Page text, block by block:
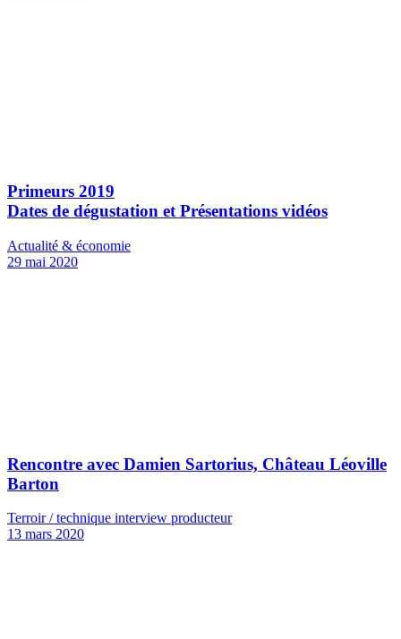
Primeurs 2019
Dates de dégustation et Présentations vidéos
Actualité & économie
29 mai 2020
Rencontre avec Damien Sartorius, Château Léoville
Barton
Terroir / technique interview producteur
13 mars 2020